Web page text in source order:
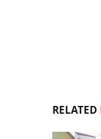
RELATED